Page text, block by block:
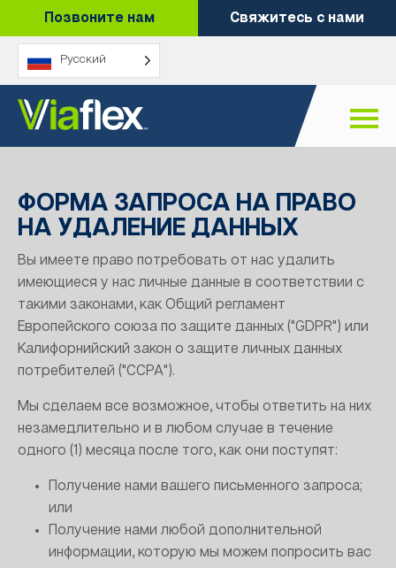
Перейти
содержанию
Позвоните нам Свяжитесь с нами
Русский
ФОРМА ЗАПРОСА НА ПРАВО
НА УДАЛЕНИЕ ДАННЫХ
Вы имеете право потребовать от нас удалить
имеющиеся у нас личные данные в соответствии с
такими законами, как Общий регламент
Европейского союза по защите данных ("GDPR") или
Калифорнийский закон о защите личных данных
потребителей ("CCPA").
Мы сделаем все возможное, чтобы ответить на них
незамедлительно и в любом случае в течение
одного (1) месяца после того, как они поступят:
Получение нами вашего письменного запроса;
или
Получение нами любой дополнительной
информации, которую мы можем попросить вас